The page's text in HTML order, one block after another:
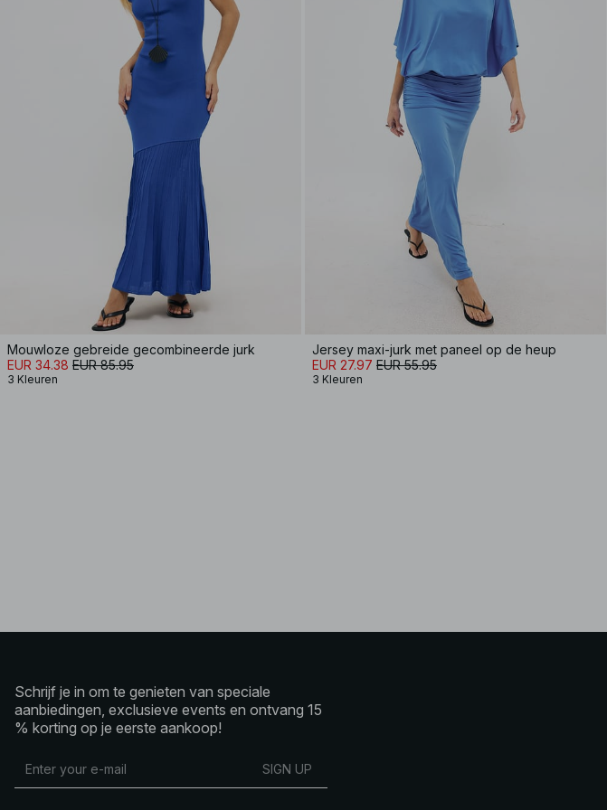
Mouwloze gebreide gecombineerde jurk
EUR 34.38 EUR 85.95
3 Kleuren
Jersey maxi-jurk met paneel op de heup
EUR 27.97 EUR 55.95
3 Kleuren
Schrijf je in om te genieten van speciale
aanbiedingen, exclusieve events en ontvang 15
% korting op je eerste aankoop!
SIGN UP